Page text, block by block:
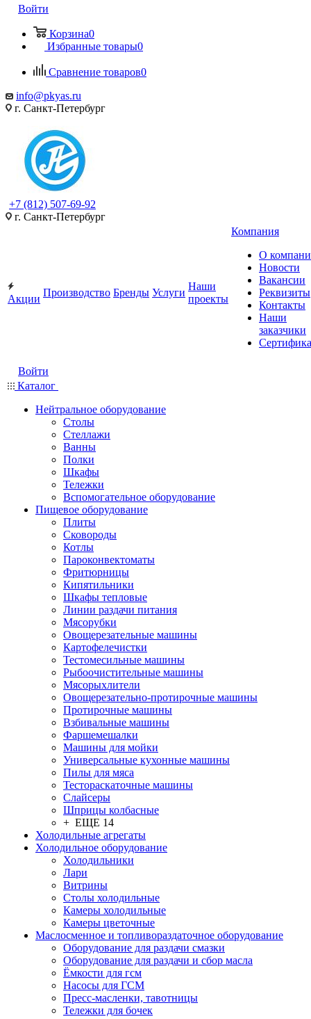
Войти
Корзина0
Избранные товары0
Сравнение товаров0
info@pkyas.ru
г. Санкт-Петербург
+7 (812) 507-69-92
г. Санкт-Петербург
Акции
Производство Бренды Услуги
Наши
проекты
Компания
О
Новости
Вакансии
Реквизиты
Контакты
Наши
заказчики
Войти
Каталог
Нейтральное оборудование
Столы
Стеллажи
Ванны
Полки
Шкафы
Тележки
Вспомогательное оборудование
Пищевое оборудование
Плиты
Сковороды
Котлы
Пароконвектоматы
Фритюрницы
Кипятильники
Шкафы тепловые
Линии раздачи питания
Мясорубки
Овощерезательные машины
Картофелечистки
Тестомесильные машины
Рыбоочистительные машины
Мясорыхлители
Овощерезательно-протирочные машины
Протирочные машины
Взбивальные машины
Фаршемешалки
Машины для мойки
Универсальные кухонные машины
Пилы для мяса
Тестораскаточные машины
Слайсеры
Шприцы колбасные
+ ЕЩЕ 14
Холодильные агрегаты
Холодильное оборудование
Холодильники
Лари
Витрины
Столы холодильные
Камеры холодильные
Камеры цветочные
Маслосменное и топливораздаточное оборудование
Оборудование для раздачи смазки
Оборудование для раздачи и сбор масла
Ёмкости для гсм
Насосы для ГСМ
Пресс-масленки, тавотницы
Тележки для бочек